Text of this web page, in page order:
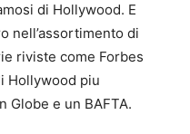
di Hollywood. E
nell’assortimento di
riviste come Forbes
Hollywood piu
Globe e un BAFTA.